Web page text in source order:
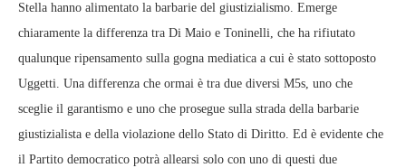
Stella hanno alimentato la barbarie del giustizialismo. Emerge
chiaramente la differenza tra Di Maio e Toninelli, che ha rifiutato
qualunque ripensamento sulla gogna mediatica a cui è stato sottoposto
Uggetti. Una differenza che ormai è tra due diversi M5s, uno che
sceglie il garantismo e uno che prosegue sulla strada della barbarie
giustizialista e della violazione dello Stato di Diritto. Ed è evidente che
il Partito democratico potrà allearsi solo con uno di questi due